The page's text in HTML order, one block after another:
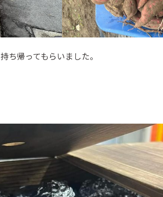
ち帰ってもらいました。